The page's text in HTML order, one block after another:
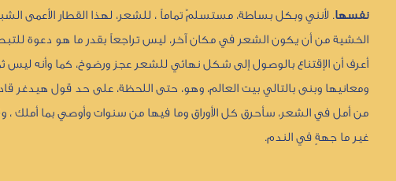
نفسها. لأنني وبكل بساطة، مستسلمٌ تماماً ، للشعر، لهذا القطار الأعمى
الخشية من أن يكون الشعر في مكان آخر، ليس تراجعاً بقدر ما هو دعوة
أعرف أن الإقتناع بالوصول إلى شكل نهائي للشعر عجز ورضوخ، كما وأنه ليس
ومعانيها وبنى بالتالي بيت العالم، وهو، حتى اللحظة، على حد قول هيدغر
من أمل في الشعر، سأحرق كل الأوراق وما فيها من سنوات وأوصي بما أملك ،
غير ما جهةٍ في الندم.